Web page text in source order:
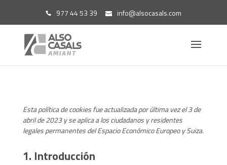
977 44 53 39 info@alsocasals.com
Esta política de cookies fue actualizada por última vez el 3 de
abril de 2023 y se aplica a los ciudadanos y residentes
legales permanentes del Espacio Económico Europeo y Suiza.
1. Introducción